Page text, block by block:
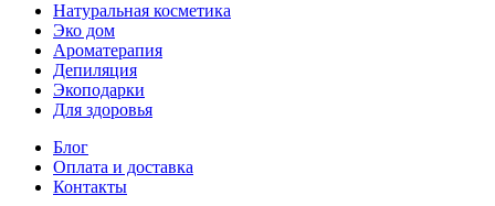
Натуральная косметика
Эко дом
Ароматерапия
Депиляция
Экоподарки
Для здоровья
Блог
Оплата и доставка
Контакты